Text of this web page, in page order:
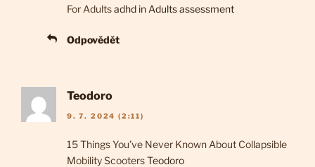
For Adultsadhd in Adults assessment
Odpovědět
Teodoro
9. 7. 2024 (2:11)
15 Things You’ve Never Known About Collapsible
Mobility ScootersTeodoro